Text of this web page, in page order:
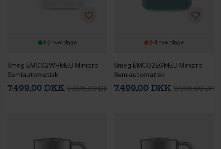
1-2 hverdage
Smeg EMC02WHMEU Minipro
Semiautomatisk
Espressomaskine Hvid
7.499,00 DKK 9.995,00 DKK
2-4 hverdage
Smeg EMC02EGMEU Minipro
Semiautomatisk
Espressomaskine Emerald
Green
7.499,00 DKK 9.995,00 DKK